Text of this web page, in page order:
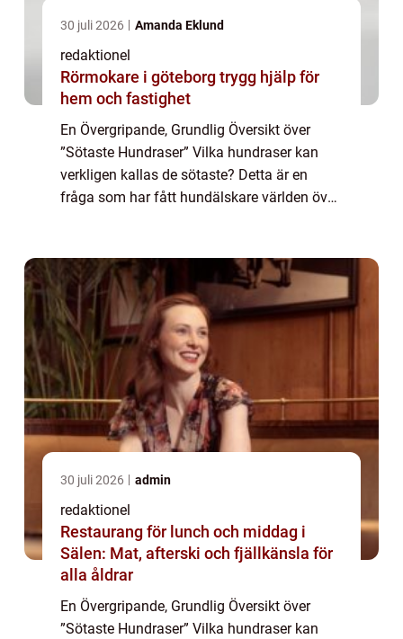
30 juli 2026 Amanda Eklund
redaktionel
Rörmokare i göteborg trygg hjälp för
hem och fastighet
En Övergripande, Grundlig Översikt över
”Sötaste Hundraser” Vilka hundraser kan
verkligen kallas de sötaste? Detta är en
fråga som har fått hundälskare världen över
30 juli 2026 admin
redaktionel
Restaurang för lunch och middag i
Sälen: Mat, afterski och fjällkänsla för
alla åldrar
En Övergripande, Grundlig Översikt över
”Sötaste Hundraser” Vilka hundraser kan